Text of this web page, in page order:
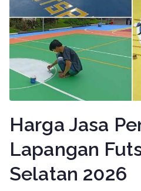
Harga Jasa
Lapangan
Selatan 2026